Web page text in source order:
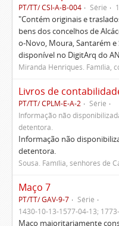
PT/TT/ CSI-A-B-004 Série
"Contém originais e
bens dos concelhos de
o-Novo, Moura, Santarém e
disponível no DigitArq do
Miranda Henriques. Família,
Livros de
PT/TT/ CPLM-E-A-2
Série
Informação não
detentora.
Informação não
detentora.
Sousa. Família, senhores de
Maço 7
PT/TT/ GAV-9-7
Série
1430-10-13-1577-04-13;
Maço maioritariamente